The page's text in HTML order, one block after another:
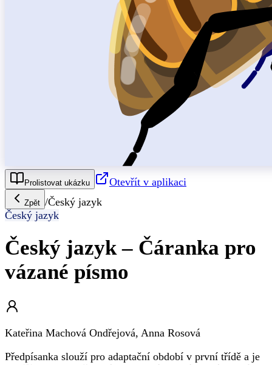
Prolistovat ukázku Otevřít v aplikaci
Zpět /Český jazyk
Český jazyk
Český jazyk – Čáranka pro
vázané písmo
Kateřina Machová Ondřejová, Anna Rosová
Předpísanka slouží pro adaptační období v první třídě a je